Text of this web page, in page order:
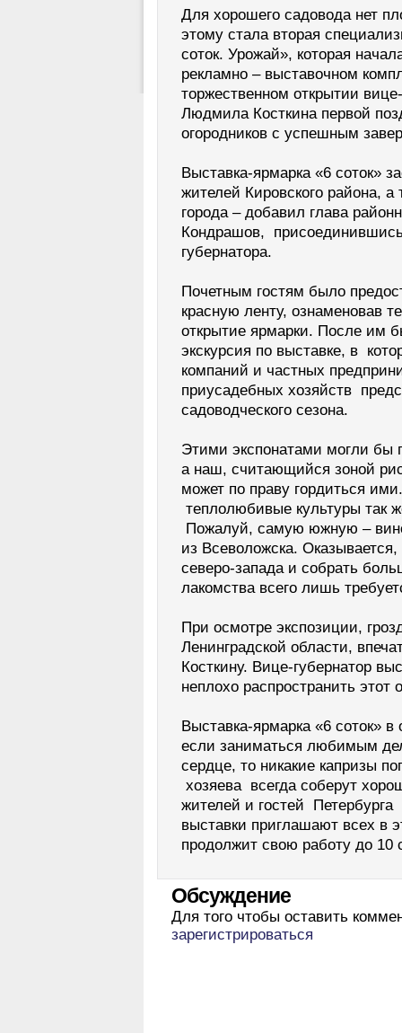
Для хорошего садовода нет
этому стала вторая
соток. Урожай», которая
рекламно – выставочном
торжественном открытии
Людмила Косткина первой
огородников с успешным
Выставка-ярмарка «6 соток»
жителей Кировского района, а
города – добавил глава
Кондрашов,
губернатора.
Почетным гостям было
красную ленту, ознаменовав
открытие ярмарки. После им
экскурсия по выставке, в
компаний и частных
приусадебных хозяйств
садоводческого сезона.
Этими экспонатами могли бы
а наш, считающийся зоной
может по праву гордиться
теплолюбивые культуры так
Пожалуй, самую южную –
из Всеволожска.
северо-запада и собрать
лакомства всего лишь
При осмотре экспозиции,
Ленинградской области,
Косткину. Вице-губернатор
неплохо распространить
Выставка-ярмарка «6 соток» в
если заниматься любимым
сердце, то никакие капризы
хозяева всегда соберут
жителей и гостей Петербурга
выставки приглашают всех в
продолжит свою работу до 10
Обсуждение
Для того чтобы оставить
зарегистрироваться